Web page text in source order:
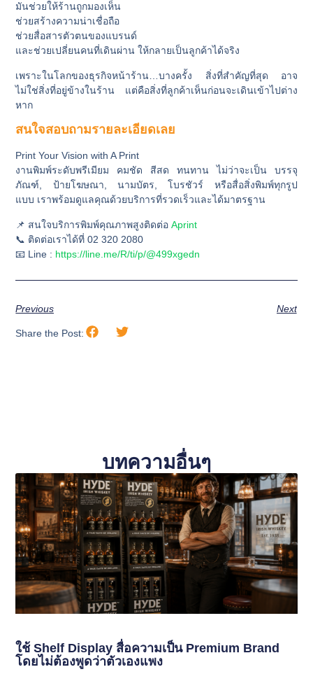
มันช่วยให้ร้านถูกมองเห็น
ช่วยสร้างความน่าเชื่อถือ
ช่วยสื่อสารตัวตนของแบรนด์
และช่วยเปลี่ยนคนที่เดินผ่าน ให้กลายเป็นลูกค้าได้จริง
เพราะในโลกของธุรกิจหน้าร้าน…บางครั้ง สิ่งที่สำคัญที่สุด อาจ
ไม่ใช่สิ่งที่อยู่ข้างในร้าน แต่คือสิ่งที่ลูกค้าเห็นก่อนจะเดินเข้าไปต่าง
หาก
สนใจสอบถามรายละเอียดเลย
Print Your Vision with A Print
งานพิมพ์ระดับพรีเมียม คมชัด สีสด ทนทานไม่ว่าจะเป็น บรรจุ
ภัณฑ์, ป้ายโฆษณา, นามบัตร, โบรชัวร์ หรือสื่อสิ่งพิมพ์ทุกรูป
แบบ เราพร้อมดูแลคุณด้วยบริการที่รวดเร็วและได้มาตรฐาน
📌 สนใจบริการพิมพ์คุณภาพสูงติดต่อAprint
📞 ติดต่อเราได้ที่ 02 320 2080
📧 Line : https://line.me/R/ti/p/@499xgedn
Previous Next
Share the Post:
บทความอื่นๆ
ใช้ Shelf Display สื่อความเป็น Premium Brand
โดยไม่ต้องพูดว่าตัวเองแพง